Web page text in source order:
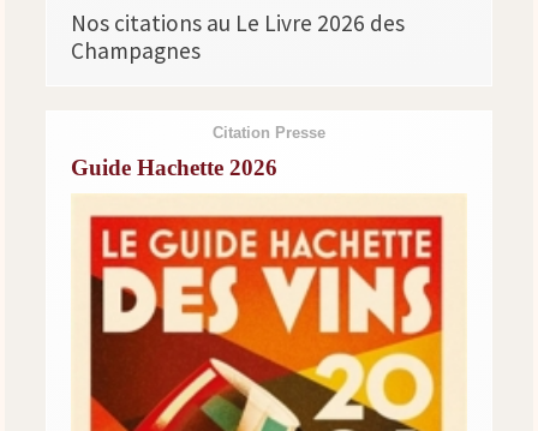
Nos citations au Le Livre 2026 des
Champagnes
Citation Presse
Guide Hachette 2026